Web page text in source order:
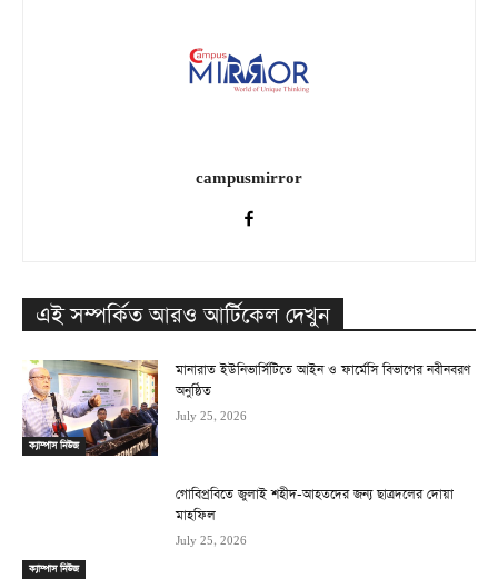
campusmirror
এই সম্পর্কিত আরও আর্টিকেল দেখুন
ক্যাম্পাস নিউজ
মানারাত ইউনিভার্সিটিতে আইন ও ফার্মেসি বিভাগের নবীনবরণ
অনুষ্ঠিত
July 25, 2026
ক্যাম্পাস নিউজ
গোবিপ্রবিতে জুলাই শহীদ-আহতদের জন্য ছাত্রদলের দোয়া
মাহফিল
July 25, 2026